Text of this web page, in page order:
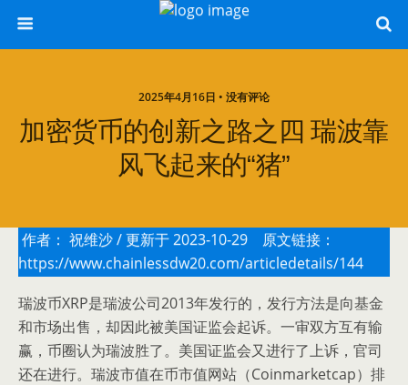
2025年4月16日 • 没有评论
加密货币的创新之路之四 瑞波靠
风飞起来的“猪”
作者： 祝维沙/ 更新于 2023-10-29 原文链接：
https://www.chainlessdw20.com/articledetails/144
瑞波币XRP是瑞波公司2013年发行的，发行方法是向基金
和市场出售，却因此被美国证监会起诉。一审双方互有输
赢，币圈认为瑞波胜了。美国证监会又进行了上诉，官司
还在进行。瑞波市值在币市值网站（Coinmarketcap）排